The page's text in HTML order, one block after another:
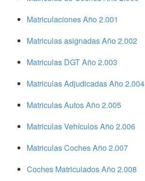
Matriculaciones Año 2.001
Matriculas asignadas Año 2.002
Matriculas DGT Año 2.003
Matriculas Adjudicadas Año 2.004
Matriculas Autos Año 2.005
Matriculas Vehículos Año 2.006
Matriculas Coches Año 2.007
Coches Matriculados Año 2.008